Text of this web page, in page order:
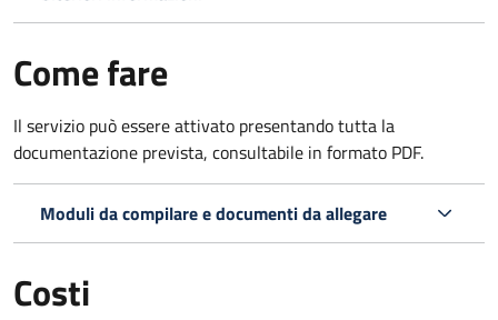
Come fare
Il servizio può essere attivato presentando tutta la
documentazione prevista, consultabile in formato PDF.
Moduli da compilare e documenti da allegare
Costi